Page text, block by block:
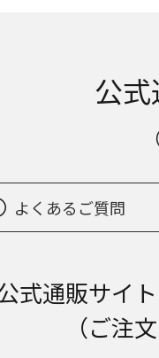
公
よくあるご質問
式通販サイ
（ご注